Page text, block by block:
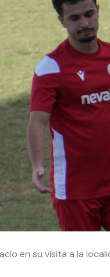
en su visita a la